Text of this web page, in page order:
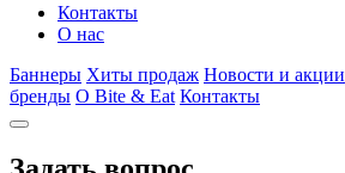
Контакты
О нас
Баннеры Хиты продаж Новости и акции
бренды О Bite & Eat Контакты